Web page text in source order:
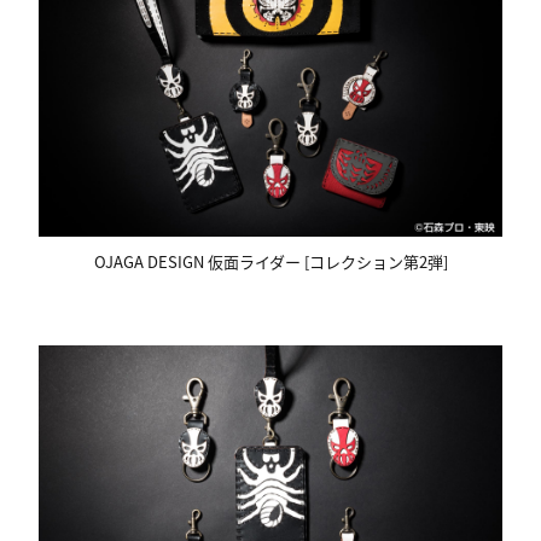
OJAGA DESIGN 仮面ライダー [コレクション第2弾]